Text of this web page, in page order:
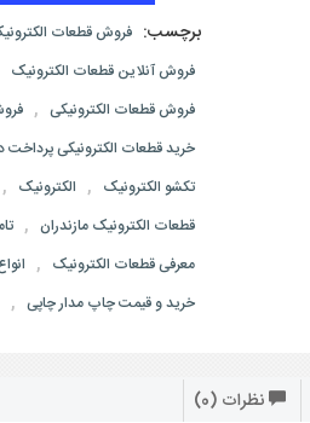
برچسب: فروش قطعات
فروش آنلاین قطعات الکترونیک
فروش قطعات الکترونیکی ,
خرید قطعات الکترونیکی
تکشو الکترونیک , الکترونیک ,
قطعات الکترونیک مازندران ,
معرفی قطعات الکترونیک ,
خرید و قیمت چاپ مدار چاپی ,
نظرات (0)